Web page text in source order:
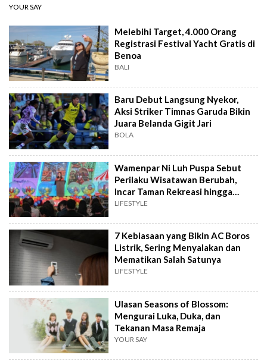
YOUR SAY
Melebihi Target, 4.000 Orang
Registrasi Festival Yacht Gratis di
Benoa
BALI
Baru Debut Langsung Nyekor,
Aksi Striker Timnas Garuda Bikin
Juara Belanda Gigit Jari
BOLA
Wamenpar Ni Luh Puspa Sebut
Perilaku Wisatawan Berubah,
Incar Taman Rekreasi hingga
Atraksi Wisata
LIFESTYLE
7 Kebiasaan yang Bikin AC Boros
Listrik, Sering Menyalakan dan
Mematikan Salah Satunya
LIFESTYLE
Ulasan Seasons of Blossom:
Mengurai Luka, Duka, dan
Tekanan Masa Remaja
YOUR SAY